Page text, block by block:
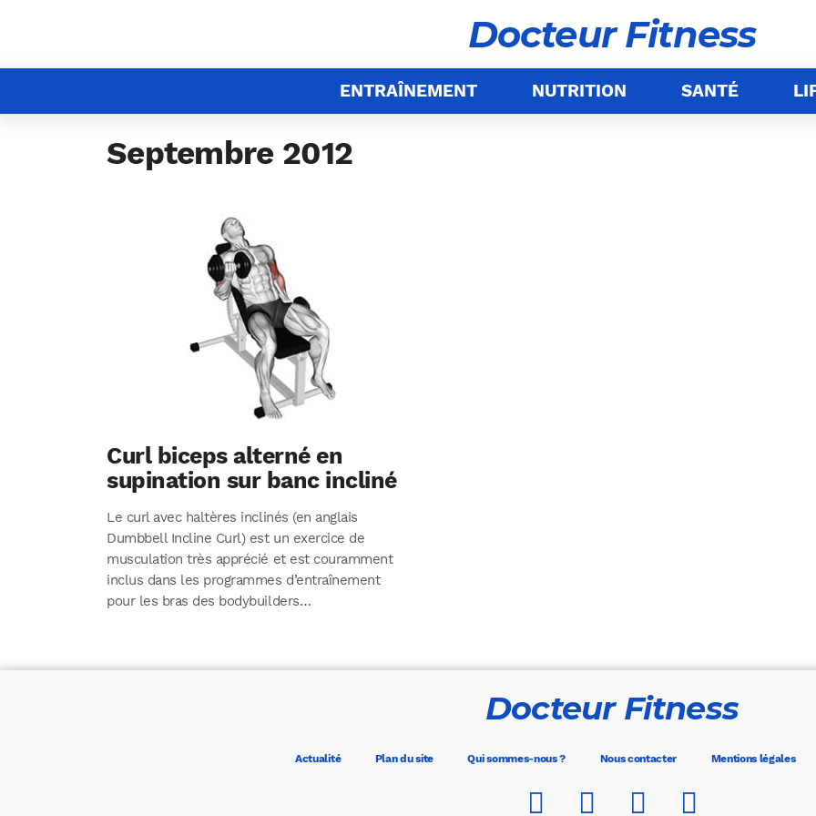
Docteur Fitness
ENTRAÎNEMENT NUTRITION SANTÉ
Septembre 2012
Curl biceps alterné en
supination sur banc incliné
Le curl avec haltères inclinés (en anglais
Dumbbell Incline Curl) est un exercice de
musculation très apprécié et est couramment
inclus dans les programmes d’entraînement
pour les bras des bodybuilders…
Docteur Fitness
Actualité Plan du site Qui sommes-nous ? Nous contacter Mentions légales